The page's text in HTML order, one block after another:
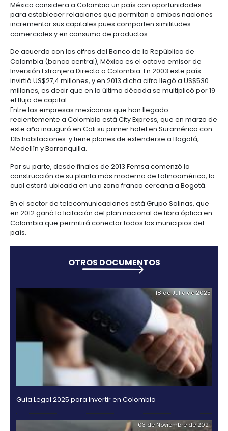
Outsourcing
de
servicios
-
BPO
Software
&
TI
Moda
y
textiles
intelectual
7.
Impuestos,
aduanas
y
comercio
exterior
Régimen
de
zonas
francas
Asimismo PROCOLOMBIA se expondrán las
identificadas entre los países miembros de la
Pacífico para realizar encadenamientos
ejemplo, en México puede realizarse la
materias primas y bienes intermedios; y en
llevarían a cabo la producción de bienes finales y
realizar ser enviado a terceros mercados como
Igualmente en el evento se realizará un panel con
participación del Lic. Ricardo Salinas Pliego,
Grupo Salinas; el Lic. LuisGenaro BorregoEstrada,
General de Asuntos Corporativos deFEMSA y
vicepresidente de Asuntos de Gobierno de MABE,
expondrán
su experiencia de negocios en
México considera a Colombia un país con
incrementar sus capitales pues comparten
comerciales y en consumo de productos.
Inversión Extranjera Directa a Colombia. En 2003
millones, es decir que en la última década se
el flujo de capital.
Entre las empresas mexicanas que han llegado
recientemente a Colombia está City Express, que
este año inauguró en Cali su primer hotel en
135 habitaciones y tiene planes de extenderse a
Medellín y Barranquilla.
Por su parte, desde finales de 2013 Femsa
construcción de su planta más moderna de